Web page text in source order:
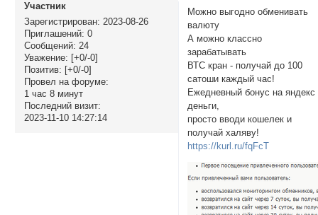
Участник
Зарегистрирован: 2023-08-26
Приглашений: 0
Сообщений: 24
Уважение: [+0/-0]
Позитив: [+0/-0]
Провел на форуме:
1 час 8 минут
Последний визит:
2023-11-10 14:27:14
Можно выгодно обменивать
валюту
А можно классно
зарабатывать
ВТС кран - получай до 100
сатоши каждый час!
Ежедневный бонус на яндекс
деньги,
просто вводи кошелек и
получай халяву!
https://kurl.ru/fqFcT